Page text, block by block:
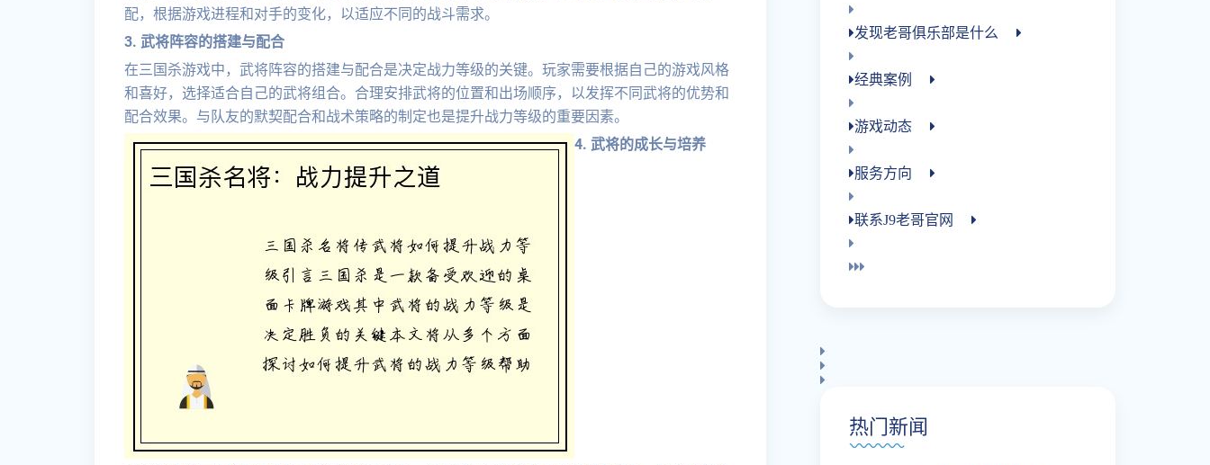
配，根据游戏进程和对手的变化，以适应不同的战斗需求。
3. 武将阵容的搭建与配合
在三国杀游戏中，武将阵容的搭建与配合是决定战力等级的关键。玩家需要根据自己的游戏风格
和喜好，选择适合自己的武将组合。合理安排武将的位置和出场顺序，以发挥不同武将的优势和
配合效果。与队友的默契配合和战术策略的制定也是提升战力等级的重要因素。
4. 武将的成长与培养
发现老哥俱乐部是什么
经典案例
游戏动态
服务方向
联系j9老哥官网
热门新闻